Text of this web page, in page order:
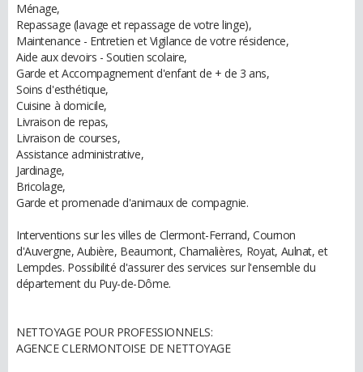
Ménage,
Repassage (lavage et repassage de votre linge),
Maintenance - Entretien et Vigilance de votre résidence,
Aide aux devoirs - Soutien scolaire,
Garde et Accompagnement d'enfant de + de 3 ans,
Soins d'esthétique,
Cuisine à domicile,
Livraison de repas,
Livraison de courses,
Assistance administrative,
Jardinage,
Bricolage,
Garde et promenade d'animaux de compagnie.
Interventions sur les villes de Clermont-Ferrand, Cournon
d'Auvergne, Aubière, Beaumont, Chamalières, Royat, Aulnat, et
Lempdes. Possibilité d'assurer des services sur l'ensemble du
département du Puy-de-Dôme.
NETTOYAGE POUR PROFESSIONNELS:
AGENCE CLERMONTOISE DE NETTOYAGE